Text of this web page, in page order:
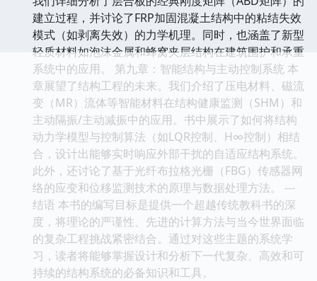
建立过程，并讨论了FRP加固混凝土结构中的粘结失效
模式（如剥离失效）的力学机理。同时，也涵盖了新型
轻质材料如泡沫金属和蜂窝夹层结构在建筑围护和承重
系统中的应用。 第九章：智能结构与主动控制系统 本
章展望了结构工程的未来。我们介绍了压电材料、磁流
变（MR）流体等智能材料在结构健康监测（SHM）和
主动隔振/主动减振中的应用。书中展示了如何将结构
动力学模型与控制算法（如LQR控制、H∞控制）相结
合，设计出能够实时响应外部干扰的自适应结构系统。
此外，还讨论了基于光纤布拉格光栅（FBG）传感器网
络的应变和位移监测技术的原理与数据处理方法。 ---
结语 本书的编写目标是提供一个超越传统教科书的深
度，将理论的严谨性、先进的计算方法与当今世界面临
的复杂工程挑战紧密结合。通过对这些主题的系统学
习，读者将能够掌握设计和分析下一代复杂、高效和可
持续的结构系统的必备知识和工具。